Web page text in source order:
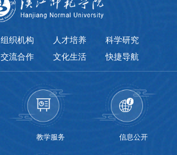
组织机构 人才培养
科学研究
交流合作 文化生活 快捷导航
教学服务 信息公开